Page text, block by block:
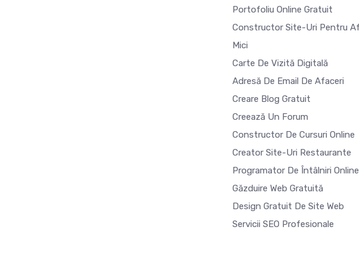
Portofoliu Online Gratuit
Constructor Site-Uri Pentru
Mici
Carte De Vizită Digitală
Adresă De Email De Afaceri
Creare Blog Gratuit
Creează Un Forum
Constructor De Cursuri Online
Creator Site-Uri Restaurante
Programator De Întâlniri Online
Găzduire Web Gratuită
Design Gratuit De Site Web
Servicii SEO Profesionale